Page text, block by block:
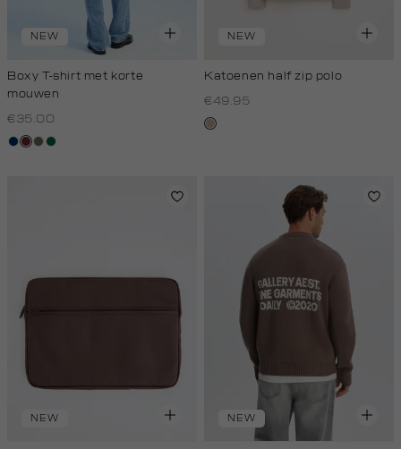
NEW
Boxy T-shirt met korte
mouwen
€35.00
donkerblauw
bordeaux
lichtbruin
donkergroen
NEW
Katoenen half zip polo
€49.95
kit,
NEW NEW